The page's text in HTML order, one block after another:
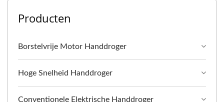
Producten
Borstelvrije Motor Handdroger
Hoge Snelheid Handdroger
Conventionele Elektrische Handdroger